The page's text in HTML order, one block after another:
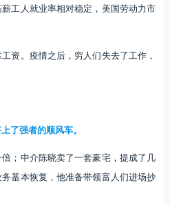
工人就业率相对稳定，美国劳动力市
资。疫情之后，穷人们失去了工作，
了强者的顺风车。
；中介陈晓卖了一套豪宅，提成了几
基本恢复，他准备带领富人们进场抄